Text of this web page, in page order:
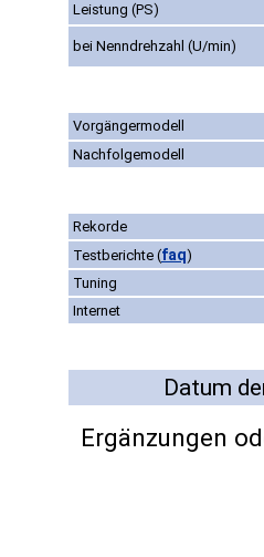
Leistung (PS)
bei Nenndrehzahl (U/min)
Vorgängermodell
Nachfolgemodell
Rekorde
Testberichte (faq)
Tuning
Internet
Datum
Ergänzungen